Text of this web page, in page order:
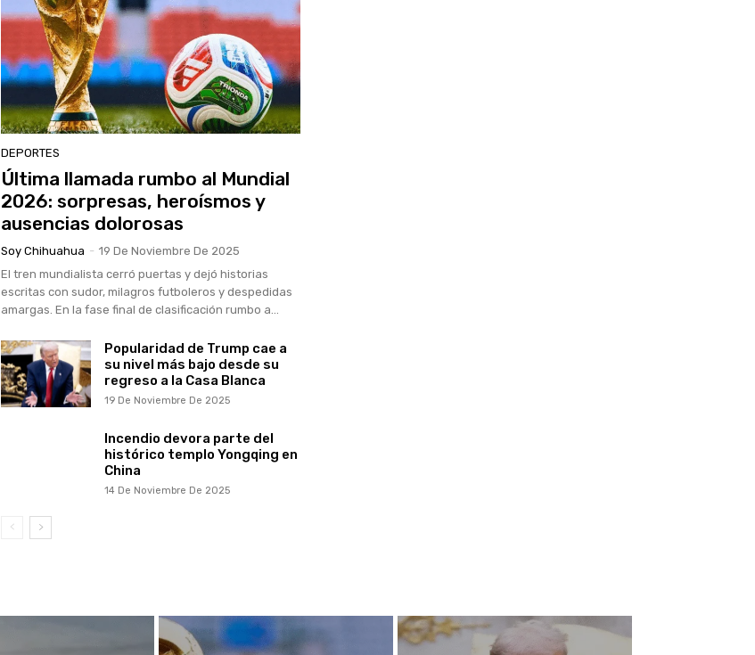
DEPORTES
Última llamada rumbo al Mundial
2026: sorpresas, heroísmos y
ausencias dolorosas
Soy Chihuahua - 19 De Noviembre De 2025
El tren mundialista cerró puertas y dejó historias
escritas con sudor, milagros futboleros y despedidas
amargas. En la fase final de clasificación rumbo a...
Popularidad de Trump cae a
su nivel más bajo desde su
regreso a la Casa Blanca
19 De Noviembre De 2025
Incendio devora parte del
histórico templo Yongqing en
China
14 De Noviembre De 2025